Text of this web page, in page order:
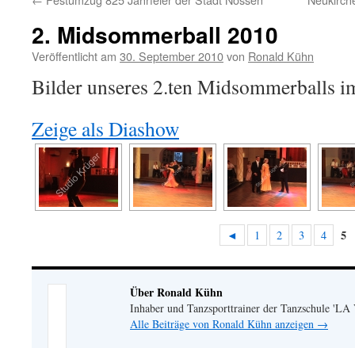
2. Midsommerball 2010
Veröffentlicht am 30. September 2010von Ronald Kühn
Bilder unseres 2.ten Midsommerballs
Zeige als Diashow
◄ 1 2 3 4 5
Über Ronald Kühn
Inhaber und Tanzsporttrainer der Tanzschule
Alle Beiträge von Ronald Kühn anzeigen →